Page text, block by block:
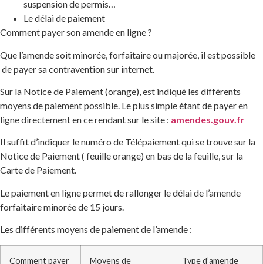
suspension de permis…
Le délai de paiement
Comment payer son amende en ligne ?
Que l’amende soit minorée, forfaitaire ou majorée, il est possible
de payer sa contravention sur internet.
Sur la Notice de Paiement (orange), est indiqué les différents
moyens de paiement possible. Le plus simple étant de payer en
ligne directement en ce rendant sur le site : amendes.gouv.fr
Il suffit d’indiquer le numéro de Télépaiement qui se trouve sur la
Notice de Paiement ( feuille orange) en bas de la feuille, sur la
Carte de Paiement.
Le paiement en ligne permet de rallonger le délai de l’amende
forfaitaire minorée de 15 jours.
Les différents moyens de paiement de l’amende :
Comment payer
Moyens de
Type d’amende